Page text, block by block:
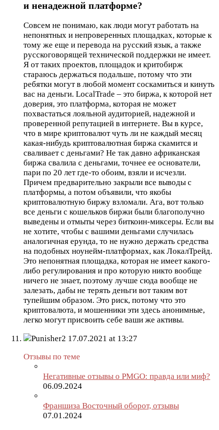
и ненадежной платформе?
Совсем не понимаю, как люди могут работать на
непонятных и непроверенных площадках, которые к
тому же еще и перевода на русский язык, а также
русскоговорящей технической поддержки не имеет.
Я от таких проектов, площадок и критобирж
стараюсь держаться подальше, потому что эти
ребятки могут в любой момент соскамиться и кинуть
вас на деньги. LocalTrade – это биржа, к которой нет
доверия, это платформа, которая не может
похвастаться лояльной аудиторией, надежной и
проверенной репутацией в интернете. Вы в курсе,
что в мире криптовалют чуть ли не каждый месяц
какая-нибудь криптовалютная биржа скамится и
сваливает с деньгами? Не так давно африканская
биржа свалила с деньгами, точнее ее основатели,
пари по 20 лет где-то обоим, взяли и исчезли.
Причем предварительно закрыли все выводы с
платформы, а потом объявили, что якобы
криптовалютную биржу взломали. Ага, вот только
все деньги с кошельков биржи были благополучно
выведены и отмыты через биткоин-миксеры. Если вы
не хотите, чтобы с вашими деньгами случилась
аналогичная ерунда, то не нужно держать средства
на подобных ноунейм-платформах, как ЛокалТрейд.
Это непонятная площадка, которая не имеет какого-
либо регулирования и про которую никто вообще
ничего не знает, поэтому лучше сюда вообще не
залезать, дабы не терять деньги вот таким вот
тупейшим образом. Это риск, потому что это
криптовалюта, и мошенники эти здесь анонимные,
легко могут присвоить себе ваши же активы.
Punisher2 17.07.2021 at 13:27
Отзывы по теме
Негативные отзывы о PMGO: правда или миф?
06.09.2024
Франшиза Восточный оборот, отзывы
07.01.2024